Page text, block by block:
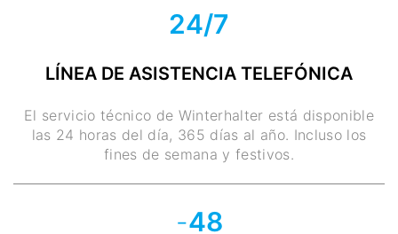
24/7
LÍNEA DE ASISTENCIA TELEFÓNICA
El servicio técnico de Winterhalter está disponible
las 24 horas del día, 365 días al año. Incluso los
fines de semana y festivos.
-48